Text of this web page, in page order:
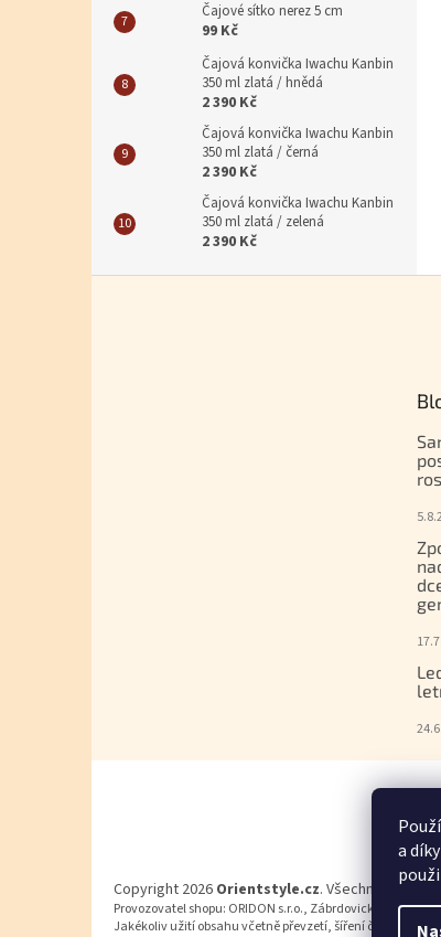
a
Čajové sítko nerez 5 cm
99 Kč
Čajová konvička Iwachu Kanbin
350 ml zlatá / hnědá
2 390 Kč
Čajová konvička Iwachu Kanbin
350 ml zlatá / černá
2 390 Kč
Čajová konvička Iwachu Kanbin
350 ml zlatá / zelená
2 390 Kč
Copyright 2026 Orientstyle.cz. Všechna práva
Provozovatel shopu: ORIDON s.r.o., Zábrdovická 917/11b,
Jakékoliv užití obsahu včetně převzetí, šíření či dalšího